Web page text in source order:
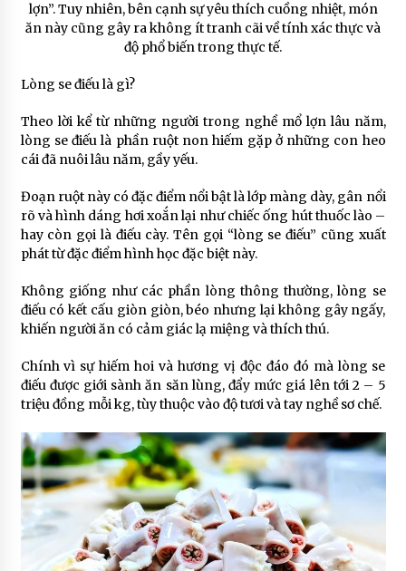
lợn”. Tuy nhiên, bên cạnh sự yêu thích cuồng nhiệt, món
ăn này cũng gây ra không ít tranh cãi về tính xác thực và
độ phổ biến trong thực tế.
Lòng se điếu là gì?
Theo lời kể từ những người trong nghề mổ lợn lâu năm,
lòng se điếu là phần ruột non hiếm gặp ở những con heo
cái đã nuôi lâu năm, gầy yếu.
Đoạn ruột này có đặc điểm nổi bật là lớp màng dày, gân nổi
rõ và hình dáng hơi xoắn lại như chiếc ống hút thuốc lào –
hay còn gọi là điếu cày. Tên gọi “lòng se điếu” cũng xuất
phát từ đặc điểm hình học đặc biệt này.
Không giống như các phần lòng thông thường, lòng se
điếu có kết cấu giòn giòn, béo nhưng lại không gây ngấy,
khiến người ăn có cảm giác lạ miệng và thích thú.
Chính vì sự hiếm hoi và hương vị độc đáo đó mà lòng se
điếu được giới sành ăn săn lùng, đẩy mức giá lên tới 2 – 5
triệu đồng mỗi kg, tùy thuộc vào độ tươi và tay nghề sơ chế.